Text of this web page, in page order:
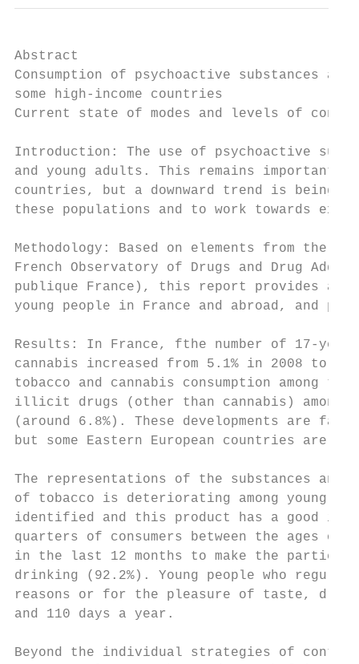
Abstract
Consumption of psychoactive substances
some high-income countries
Current state of modes and levels of
Introduction: The use of psychoactive
and young adults. This remains important
countries, but a downward trend is being
these populations and to work towards
Methodology: Based on elements from the
French Observatory of Drugs and Drug
publique France), this report provides a
young people in France and abroad, and
Results: In France, fthe number of 17-
cannabis increased from 5.1% in 2008 to
tobacco and cannabis consumption among
illicit drugs (other than cannabis) among
(around 6.8%). These developments are
but some Eastern European countries are
The representations of the substances
of tobacco is deteriorating among young
identified and this product has a good
quarters of consumers between the ages
in the last 12 months to make the parties
drinking (92.2%). Young people who
reasons or for the pleasure of taste, drink
and 110 days a year.
Beyond the individual strategies of